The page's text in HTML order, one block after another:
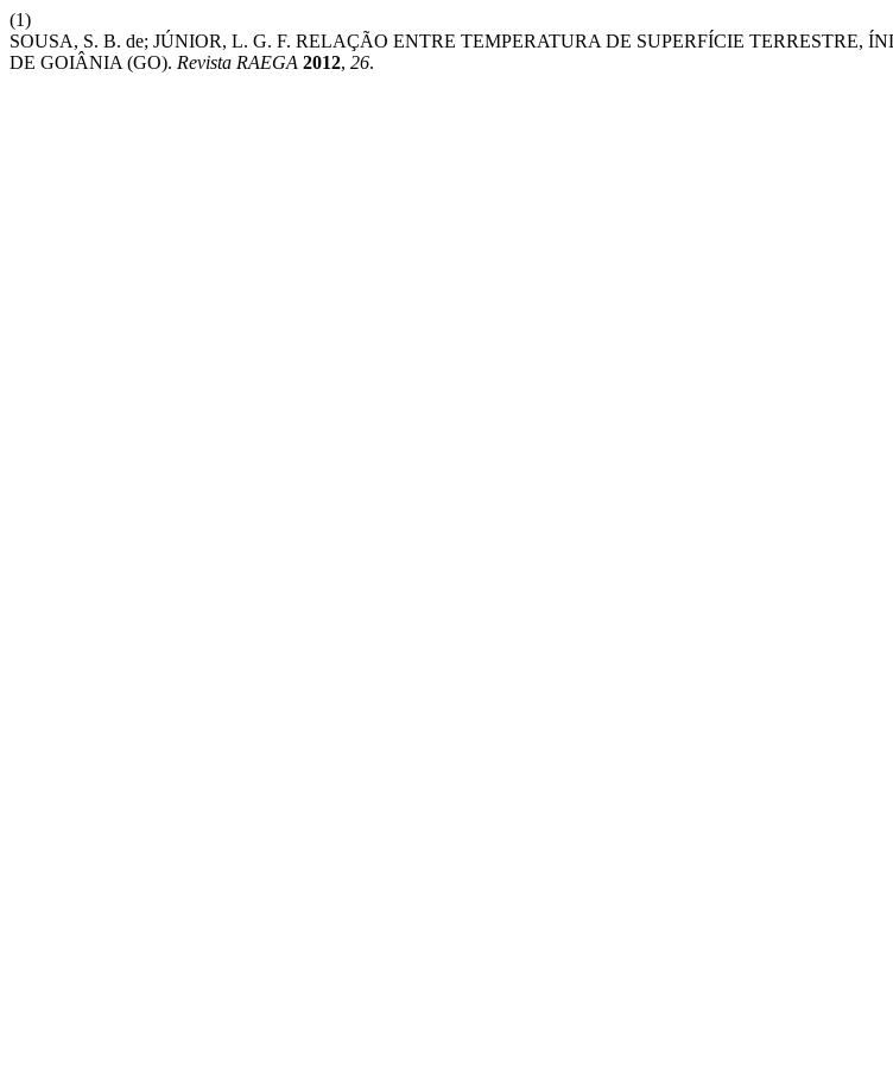
(1)
SOUSA, S. B. de; JÚNIOR, L. G. F. RELAÇÃO ENTRE TEMPERATURA DE SUPERFÍCIE TERRESTRE,
DE GOIÂNIA (GO). Revista RAEGA 2012, 26.